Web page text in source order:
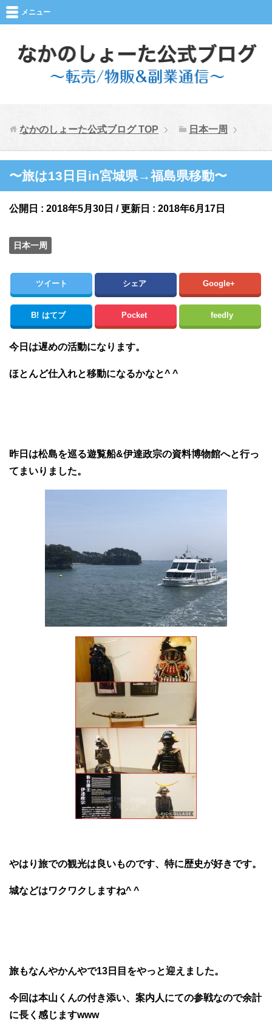
メニュー
なかのしょーた公式ブログTOP 日本一周
〜旅は13日目in宮城県→福島県移動〜
公開日 : 2018年5月30日 / 更新日 : 2018年6月17日
日本一周
ツイート シェア Google+
B! はてブ Pocket feedly
今日は遅めの活動になります。
ほとんど仕入れと移動になるかなと^ ^
昨日は松島を巡る遊覧船&伊達政宗の資料博物館へと行っ
てまいりました。
やはり旅での観光は良いものです、特に歴史が好きです。
城などはワクワクしますね^ ^
旅もなんやかんやで13日目をやっと迎えました。
今回は本山くんの付き添い、案内人にての参戦なので余計
に長く感じますwww